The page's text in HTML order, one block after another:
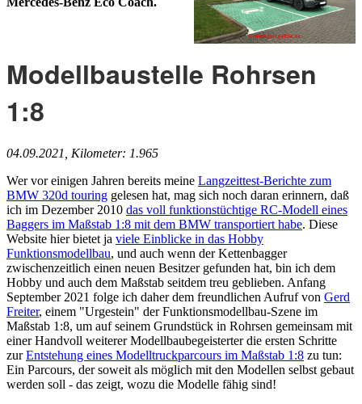
Modellbaustelle Rohrsen
1:8
04.09.2021, Kilometer: 1.965
Wer vor einigen Jahren bereits meine Langzeittest-Berichte zum
BMW 320d touring gelesen hat, mag sich noch daran erinnern, daß
ich im Dezember 2010 das voll funktionstüchtige RC-Modell eines
Baggers im Maßstab 1:8 mit dem BMW transportiert habe. Diese
Website hier bietet ja viele Einblicke in das Hobby
Funktionsmodellbau, und auch wenn der Kettenbagger
zwischenzeitlich einen neuen Besitzer gefunden hat, bin ich dem
Hobby und auch dem Maßstab seitdem treu geblieben. Anfang
September 2021 folge ich daher dem freundlichen Aufruf von Gerd
Freiter, einem "Urgestein" der Funktionsmodellbau-Szene im
Maßstab 1:8, um auf seinem Grundstück in Rohrsen gemeinsam mit
einer Handvoll weiterer Modellbaubegeisterter die ersten Schritte
zurEntstehung eines Modelltruckparcours im Maßstab 1:8 zu tun:
Ein Parcours, der soweit als möglich mit den Modellen selbst gebaut
werden soll - das zeigt, wozu die Modelle fähig sind!